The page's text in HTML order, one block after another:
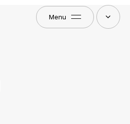
Menu